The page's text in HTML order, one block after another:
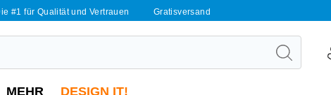
#1 für Qualität und Vertrauen Gratisversand
MEHR DESIGN IT!